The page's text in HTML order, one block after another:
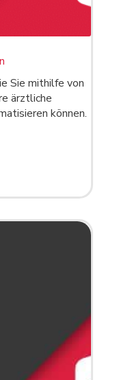
Sie mithilfe von
ärztliche
können.